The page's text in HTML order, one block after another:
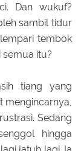
Dan wukuf?
sambil tidur
tembok
itu?
tiang yang
Sedang
hingga